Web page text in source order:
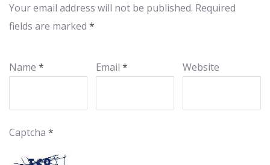
Your email address will not be published. Required
fields are marked *
Name * Email* Website
Captcha *